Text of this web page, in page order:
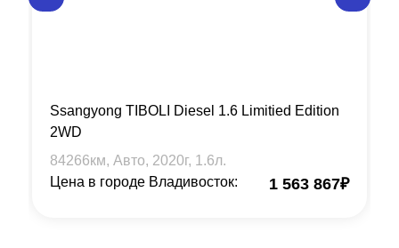
Ssangyong TIBOLI Diesel 1.6 Limitied Edition
2WD
84266км, Авто, 2020г, 1.6л.
Цена в городе Владивосток:
1 563 867₽